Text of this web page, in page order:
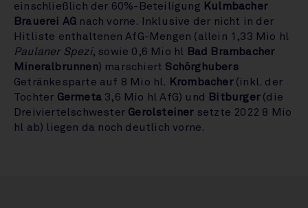
einschließlich der 60%-Beteiligung Kulmbacher
Brauerei AG nach vorne. Inklusive der nicht in der
Hitliste enthaltenen AfG-Mengen (allein 1,33 Mio hl
Paulaner Spezi, sowie 0,6 Mio hl
Bad Brambacher
Mineralbrunnen) marschiert Schörghubers
Getränkesparte auf 8 Mio hl.
Krombacher (inkl. der
Tochter Germeta 3,6 Mio hl AfG) und Bitburger (die
Dreiviertelschwester Gerolsteiner setzte 2022 8 Mio
hl ab) liegen da noch deutlich vorne.